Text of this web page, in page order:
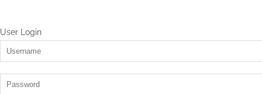
User Login